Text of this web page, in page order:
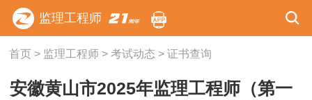
监理工程师
首页> 监理工程师> 考试动态 > 证书查询
安徽黄山市2025年监理工程师（第一